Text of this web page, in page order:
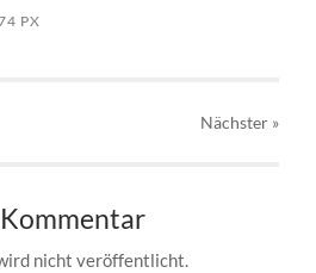
PX
Nächster »
nicht veröffentlicht.